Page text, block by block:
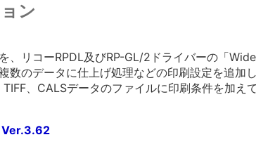
ン
、リコーRPDL及びRP-GL/2ドライバーの「
数のデータに仕上げ処理などの印刷設定を追加
、CALSデータのファイルに印刷条件を加え